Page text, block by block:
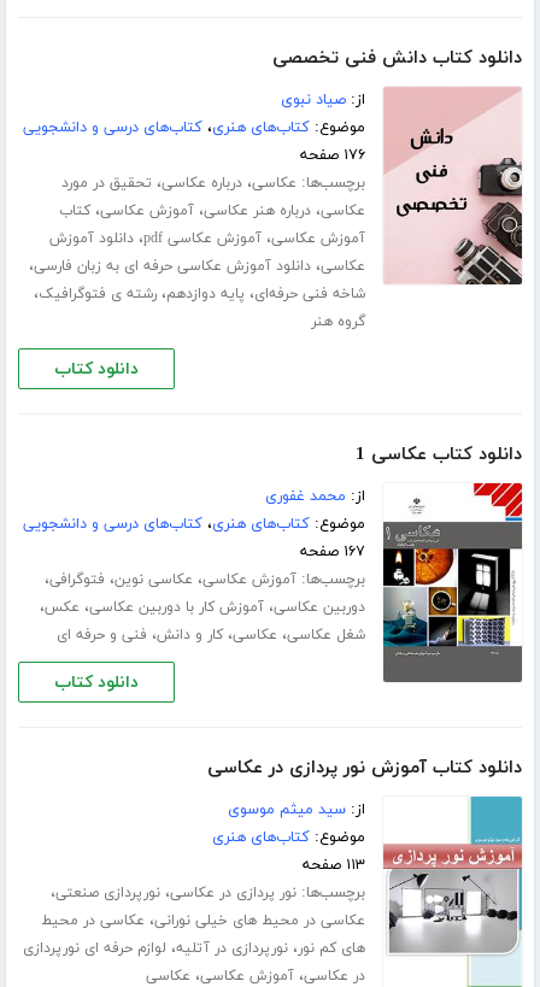
دانلود کتاب دانش فنی تخصصی
از:صیاد نبوی
موضوع:کتاب‌های هنری،کتاب‌های درسی و دانشجویی
۱۷۶ صفحه
برچسب‌ها: عکاسی،درباره عکاسی، تحقیق در مورد
عکاسی،درباره هنر عکاسی،آموزش عکاسی،کتاب
آموزش عکاسی،آموزش عکاسی pdf ،دانلود آموزش
عکاسی،دانلود آموزش عکاسی حرفه ای به زبان فارسی،
شاخه فنی حرفه‌ای، پایه دوازدهم،رشته ی فتوگرافیک،
گروه هنر
دانلود کتاب
دانلود کتاب عکاسی 1
از: محمد غفوری
موضوع:کتاب‌های هنری،کتاب‌های درسی و دانشجویی
۱۶۷ صفحه
برچسب‌ها:آموزش عکاسی، عکاسی نوین، فتوگرافی،
دوربین عکاسی،آموزش کار با دوربین عکاسی، عکس،
شغل عکاسی، عکاسی،کار و دانش، فنی و حرفه ای
دانلود کتاب
دانلود کتاب آموزش نور پردازی در عکاسی
از:سید میثم موسوی
موضوع:کتاب‌های هنری
۱۱۳ صفحه
برچسب‌ها:نور پردازی در عکاسی،نورپردازی صنعتی،
عکاسی در محیط های خیلی نورانی، عکاسی در محیط
های کم نور،نورپردازی در آتلیه، لوازم حرفه ای نورپردازی
در عکاسی،آموزش عکاسی، عکاسی